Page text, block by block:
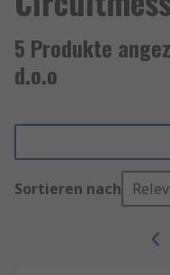
5 Produkte
d.o.o
Sortieren nach